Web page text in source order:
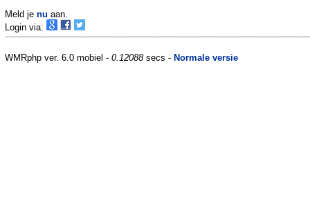
Meld je nu aan.
Login via:
WMRphp ver. 6.0 mobiel - 0.12088secs - Normale versie